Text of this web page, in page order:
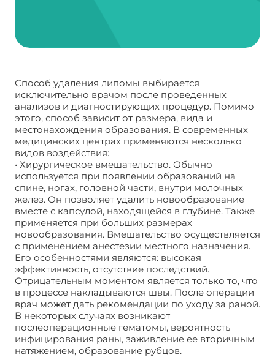
Способ удаления липомы выбирается
исключительно врачом после проведенных
анализов и диагностирующих процедур. Помимо
этого, способ зависит от размера, вида и
местонахождения образования. В современных
медицинских центрах применяются несколько
видов воздействия:
• Хирургическое вмешательство. Обычно
используется при появлении образований на
спине, ногах, головной части, внутри молочных
желез. Он позволяет удалить новообразование
вместе с капсулой, находящейся в глубине. Также
применяется при больших размерах
новообразования. Вмешательство осуществляется
с применением анестезии местного назначения.
Его особенностями являются: высокая
эффективность, отсутствие последствий.
Отрицательным моментом является только то, что
в процессе накладываются швы. После операции
врач может дать рекомендации по уходу за раной.
В некоторых случаях возникают
послеоперационные гематомы, вероятность
инфицирования раны, заживление ее вторичным
натяжением, образование рубцов.